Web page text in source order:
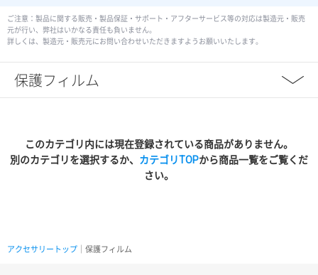
ご注意：製品に関する販売・製品保証・サポート・アフターサービス等の対応は製造元・販売
元が行い、弊社はいかなる責任も負いません。
詳しくは、製造元・販売元にお問い合わせいただきますようお願いいたします。
保護フィルム
このカテゴリ内には現在登録されている商品がありません。
別のカテゴリを選択するか、 カテゴリTOPから商品一覧をご覧くだ
さい。
アクセサリートップ ｜保護フィルム